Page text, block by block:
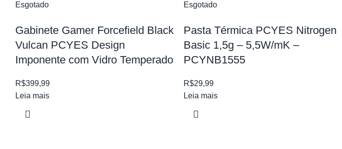
Esgotado
Gabinete Gamer Forcefield Black
Vulcan PCYES Design
Imponente com Vidro Temperado
R$399,99
Leia mais
Esgotado
Pasta Térmica PCYES Nitrogen
Basic 1,5g – 5,5W/mK –
PCYNB1555
R$29,99
Leia mais